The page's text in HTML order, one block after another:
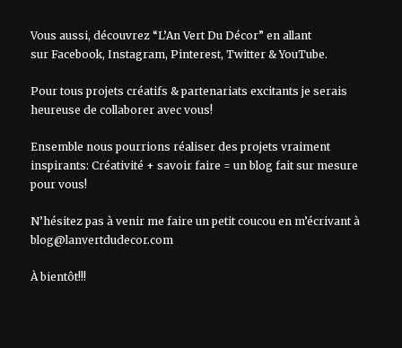
Vous aussi, découvrez “L’An Vert Du Décor” en allant
sur Facebook, Instagram, Pinterest, Twitter&YouTube.
Pour tous projets créatifs & partenariats excitants je serais
heureuse de collaborer avec vous!
Ensemble nous pourrions réaliser des projets vraiment
inspirants: Créativité + savoir faire = un blog fait sur mesure
pour vous!
N’hésitez pas à venir me faire un petit coucou en m’écrivant à
blog@lanvertdudecor.com
À bientôt!!!